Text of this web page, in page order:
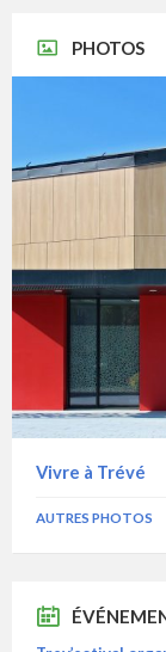
PHOTOS
Vivre à Trévé
AUTRES PHOTOS